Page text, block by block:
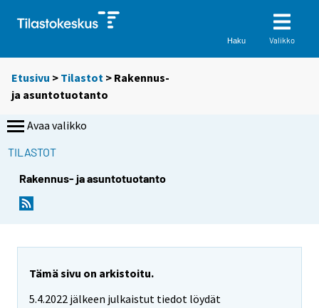
Haku Valikko
Etusivu > Tilastot > Rakennus-
ja asuntotuotanto
Avaa valikko
TILASTOT
Rakennus- ja asuntotuotanto
Tämä sivu on arkistoitu.
5.4.2022 jälkeen julkaistut tiedot löydät